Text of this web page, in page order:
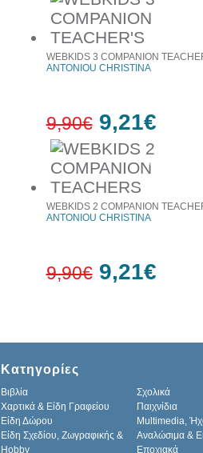
7%
έκπτωση
WEBKIDS 3 COMPANION
ANTONIOU CHRISTINA
9,90€ 9,21€
WEBKIDS 2 COMPANION
ANTONIOU CHRISTINA
9,90€ 9,21€
Κατηγορίες
Βιβλία
Σχολικά
Χαρτικά & Είδη Γραφείου
Παιχνίδια
Είδη Δώρου
Multimedia,
Είδη Σχεδίου, Ζωγραφικής &
Hobby
Αναλώσιμα &
Εποχιακά